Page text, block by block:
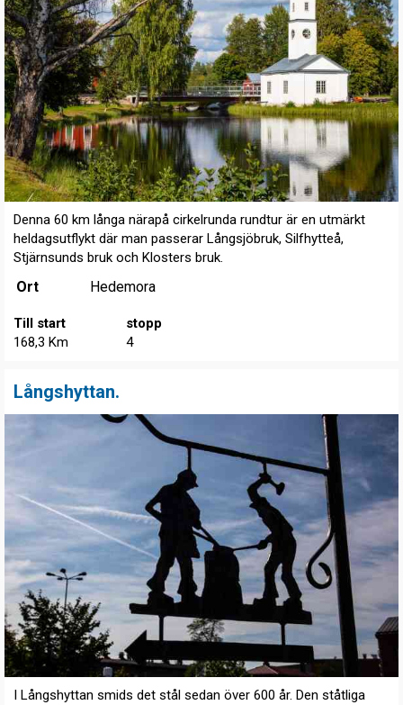
Denna 60 km långa närapå cirkelrunda rundtur är en utmärkt
heldagsutflykt där man passerar Långsjöbruk, Silfhytteå,
Stjärnsunds bruk och Klosters bruk.
Ort Hedemora
Till start
168,3 Km
stopp
4
Långshyttan.
I Långshyttan smids det stål sedan över 600 år. Den ståtliga